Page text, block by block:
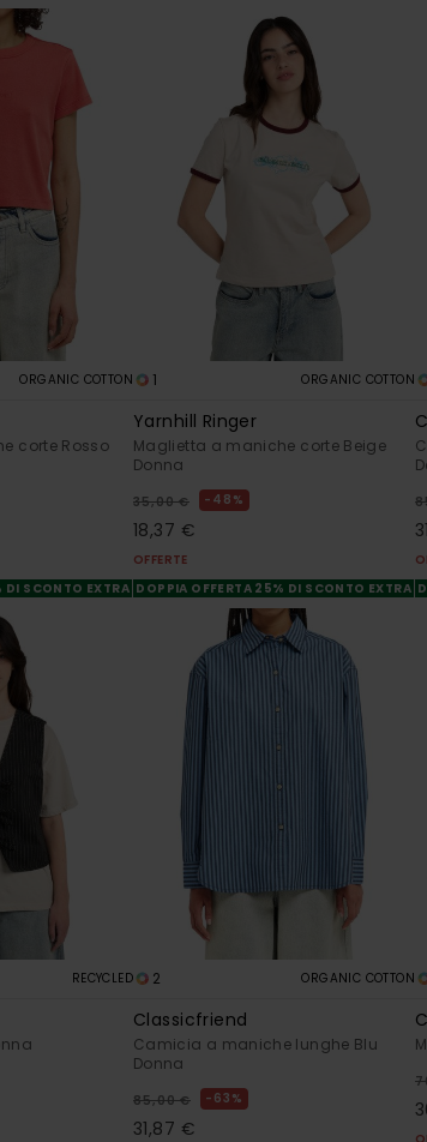
ORGANIC COTTON
corte Rosso
DI SCONTO EXTRA
1 ORGANIC COTTON
Yarnhill Ringer
Maglietta a maniche corte Beige
Donna
35,00 € 48%
18,37 €
OFFERTE
DOPPIA OFFERTA 25% DI SCONTO EXTRA
RECYCLED 2 ORGANIC COTTON
Classicfriend
Camicia a maniche lunghe Blu
Donna
85,00 € 63%
31,87 €